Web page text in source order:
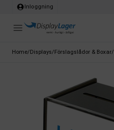
Inloggning
Home/Displays/Förslagslådor & Boxar/